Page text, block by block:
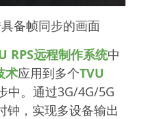
备帧同步的画面
RPS远程制作系统中
术应用到多个TVU
中。通过3G/4G/5G
钟，实现多设备输出